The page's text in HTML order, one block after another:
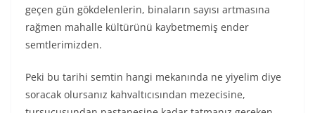
geçen gün gökdelenlerin, binaların sayısı artmasına
rağmen mahalle kültürünü kaybetmemiş ender
semtlerimizden.
Peki bu tarihi semtin hangi mekanında ne yiyelim diye
soracak olursanız kahvaltıcısından mezecisine,